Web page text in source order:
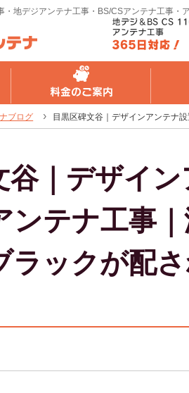
地デジアンテナ工事・BS/CSアンテナ工事・
工事の流れ よく
ブログ 目黒区碑文谷｜デザインアンテナ
谷｜デザイ
ンテナ工事
ラックが配